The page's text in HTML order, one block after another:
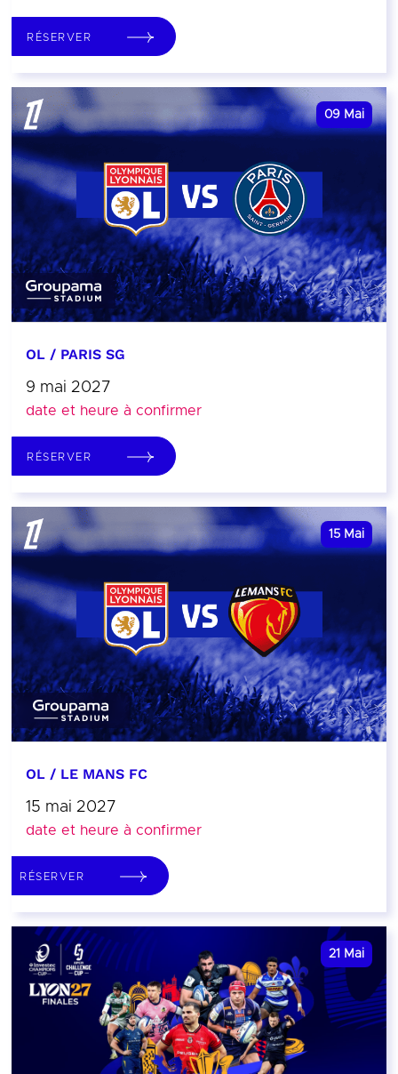
RÉSERVER
09 Mai
OL / PARIS SG
9 mai 2027
date et heure à confirmer
RÉSERVER
15 Mai
OL / LE MANS FC
15 mai 2027
date et heure à confirmer
RÉSERVER
21 Mai